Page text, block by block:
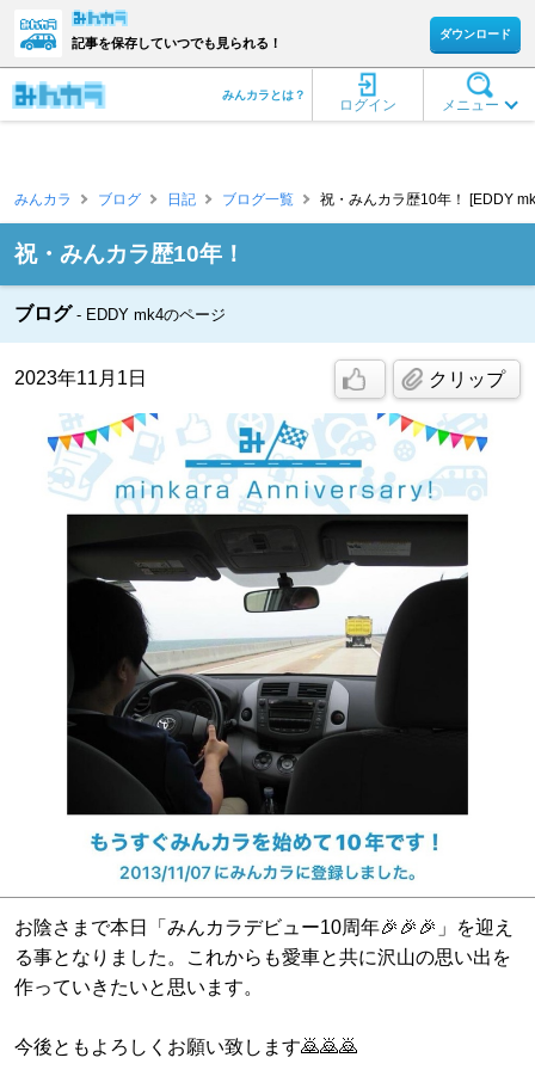
記事を保存していつでも見られる！
ダウンロード
メニュー
ログイン
みんカラとは？
みんカラ ブログ 日記 ブログ一覧 祝・みんカラ歴10年！ [EDDY
祝・みんカラ歴10年！
ブログ EDDY mk4のページ
2023年11月1日 クリップ
お陰さまで本日「みんカラデビュー10周年🎉🎉🎉」を迎え
る事となりました。これからも愛車と共に沢山の思い出を
作っていきたいと思います。
今後ともよろしくお願い致します🙇🙇🙇